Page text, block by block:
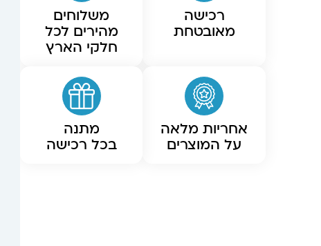
רכישה
מאובטחת
משלוחים
מהירים לכל
חלקי הארץ
אחריות מלאה
על המוצרים
מתנה
בכל רכישה